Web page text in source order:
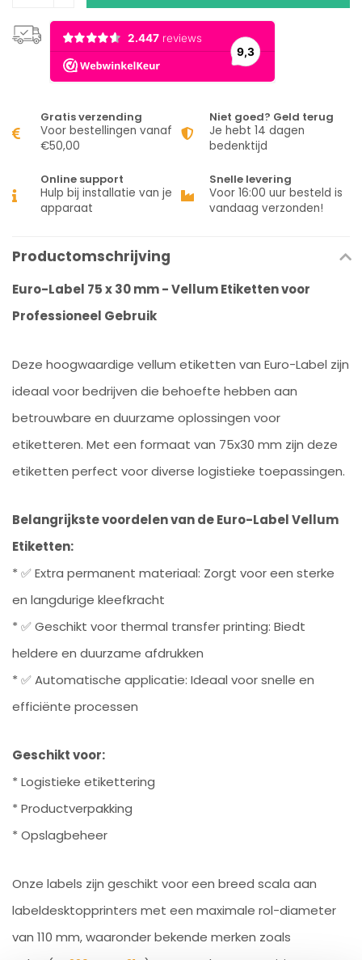
Gratis verzending
Voor bestellingen vanaf
€50,00
Niet goed? Geld terug
Je hebt 14 dagen
bedenktijd
Online support
Hulp bij installatie van je
apparaat
Snelle levering
Voor 16:00 uur besteld is
vandaag verzonden!
Productomschrijving
Euro-Label 75 x 30 mm - Vellum Etiketten voor
Professioneel Gebruik
Deze hoogwaardige vellum etiketten van Euro-Label zijn
ideaal voor bedrijven die behoefte hebben aan
betrouwbare en duurzame oplossingen voor
etiketteren. Met een formaat van 75x30 mm zijn deze
etiketten perfect voor diverse logistieke toepassingen.
Belangrijkste voordelen van de Euro-Label Vellum
Etiketten:
* ✅ Extra permanent materiaal: Zorgt voor een sterke
en langdurige kleefkracht
* ✅ Geschikt voor thermal transfer printing: Biedt
heldere en duurzame afdrukken
* ✅ Automatische applicatie: Ideaal voor snelle en
efficiënte processen
Geschikt voor:
* Logistieke etikettering
* Productverpakking
* Opslagbeheer
Onze labels zijn geschikt voor een breed scala aan
labeldesktopprinters met een maximale rol-diameter
van 110 mm, waaronder bekende merken zoals